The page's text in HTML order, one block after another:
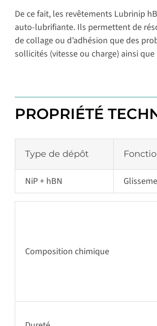
De ce fait, les revêtements Lubrinip
auto-lubrifiante. Ils permettent de
de collage ou d’adhésion que des
sollicités (vitesse ou charge) ainsi
PROPRIÉTÉ
Type de dépôt
NiP + hBN
Composition chimique